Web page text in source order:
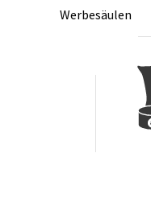
Wer­be­säu­len